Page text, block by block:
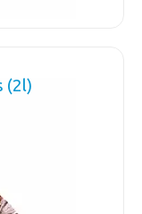
(2l)